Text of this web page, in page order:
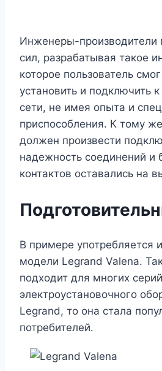
Инженеры-производители
сил, разрабатывая такое
которое пользователь
установить и подключить
сети, не имея опыта и
приспособления. К тому
должен произвести
надежность соединений и
контактов оставались на
В примере употребляется
модели Legrand Valena.
подходит для многих серий
электроустановочного
Legrand, то она стала
потребителей.